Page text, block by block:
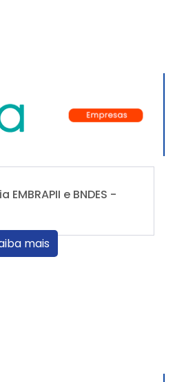
e BNDES -
mais